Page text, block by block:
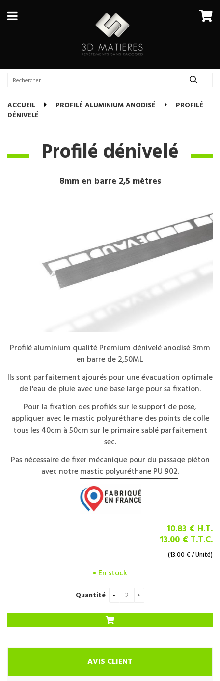
ACCUEIL PROFILÉ ALUMINIUM ANODISÉ
PROFILÉ
DÉNIVELÉ
Profilé dénivelé
8mm en barre 2,5 mètres
Profilé aluminium qualité Premium dénivelé anodisé 8mm
en barre de 2,50ML
lls sont parfaitement ajourés pour une évacuation optimale
de l'eau de pluie avec une base large pour sa fixation.
Pour la fixation des profilés sur le support de pose,
appliquer avec le mastic polyuréthane des points de colle
tous les 40cm à 50cm sur le primaire sablé parfaitement
sec.
Pas nécessaire de fixer mécanique pour du passage piéton
avec notremastic polyuréthane PU 902.
(13.00€/ Unité)
10.83 € H.T.
13.00 € T.T.C.
En stock
Quantité
AVIS CLIENT